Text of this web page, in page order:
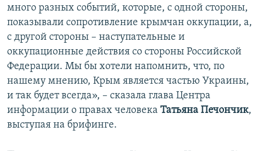
много разных событий, которые, с одной стороны,
показывали сопротивление крымчан оккупации, а,
с другой стороны – наступательные и
оккупационные действия со стороны Российской
Федерации. Мы бы хотели напомнить, что, по
нашему мнению, Крым является частью Украины,
и так будет всегда», – сказала глава Центра
информации о правах человека Татьяна Печончик,
выступая на брифинге.